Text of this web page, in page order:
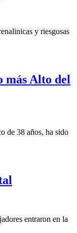
y riesgosas
más Alto del
de 38 años, ha sido
entraron en la